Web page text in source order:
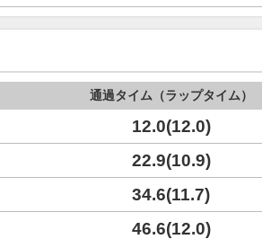
通過タイム（ラップタイム）
12.0(12.0)
22.9(10.9)
34.6(11.7)
46.6(12.0)